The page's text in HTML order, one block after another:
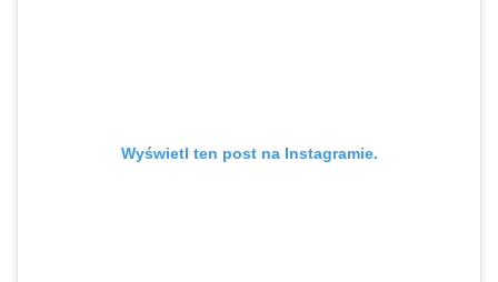
Wyświetl ten post na Instagramie.